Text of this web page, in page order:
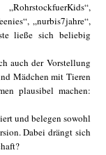
„nurbis7jahre“,
ließe sich beliebig
auch der Vorstellung
Mädchen mit Tieren
plausibel machen:
und belegen sowohl
Dabei drängt sich